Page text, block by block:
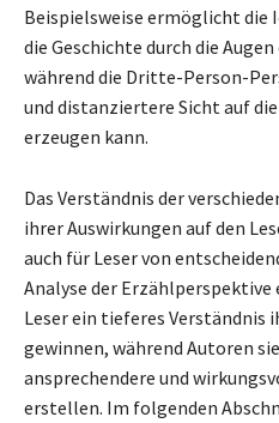
Beispielsweise ermöglicht die
die Geschichte durch die
während die Dritte-Person-
und distanziertere Sicht auf
erzeugen kann.
Das Verständnis der
ihrer Auswirkungen auf den
auch für Leser von
Analyse der Erzählperspektive
Leser ein tieferes Verständnis
gewinnen, während Autoren
ansprechendere und
erstellen. Im folgenden